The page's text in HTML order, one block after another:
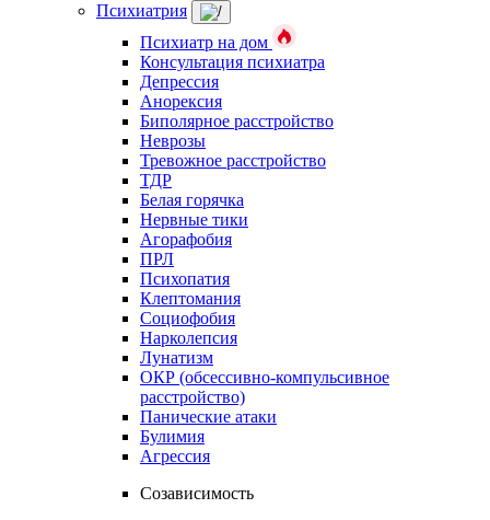
Психиатрия
Психиатр на дом
Консультация психиатра
Депрессия
Анорексия
Биполярное расстройство
Неврозы
Тревожное расстройство
ТДР
Белая горячка
Нервные тики
Агорафобия
ПРЛ
Психопатия
Клептомания
Социофобия
Нарколепсия
Лунатизм
ОКР (обсессивно-компульсивное
расстройство)
Панические атаки
Булимия
Агрессия
Созависимость